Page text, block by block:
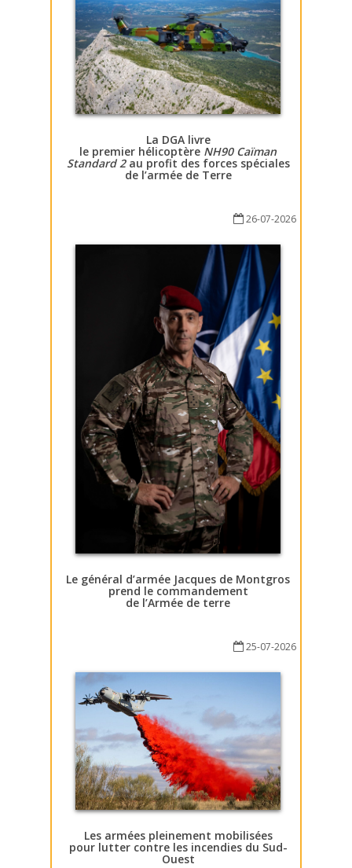
La DGA livre
le premier hélicoptère NH90 Caïman
Standard 2au profit des forces spéciales
de l’armée de Terre
26-07-2026
Le général d’armée Jacques de Montgros
prend le commandement
de l’Armée de terre
25-07-2026
Les armées pleinement mobilisées
pour lutter contre les incendies du Sud-
Ouest